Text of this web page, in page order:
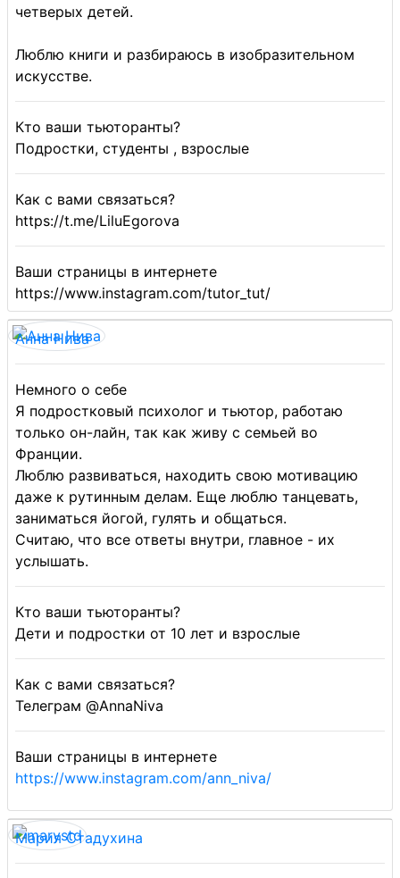
четверых детей.
Люблю книги и разбираюсь в изобразительном
искусстве.
Кто ваши тьюторанты?
Подростки, студенты , взрослые
Как с вами связаться?
https://t.me/LiluEgorova
Ваши страницы в интернете
https://www.instagram.com/tutor_tut/
Анна Нива
Немного о себе
Я подростковый психолог и тьютор, работаю
только он-лайн, так как живу с семьей во
Франции.
Люблю развиваться, находить свою мотивацию
даже к рутинным делам. Еще люблю танцевать,
заниматься йогой, гулять и общаться.
Считаю, что все ответы внутри, главное - их
услышать.
Кто ваши тьюторанты?
Дети и подростки от 10 лет и взрослые
Как с вами связаться?
Телеграм @AnnaNiva
Ваши страницы в интернете
https://www.instagram.com/ann_niva/
Мария Стадухина